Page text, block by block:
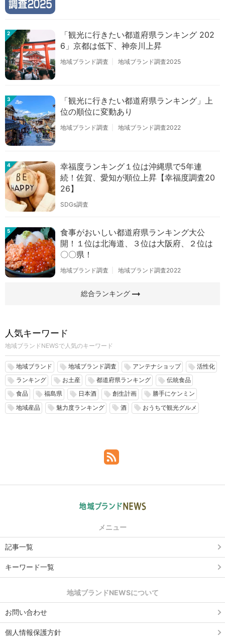
2
「観光に行きたい都道府県ランキング 202
6」京都は低下、神奈川上昇
地域ブランド調査 地域ブランド調査2025
3
「観光に行きたい都道府県ランキング」上
位の順位に変動あり
地域ブランド調査 地域ブランド調査2022
4
幸福度ランキング１位は沖縄県で5年連
続！佐賀、愛知が順位上昇【幸福度調査20
26】
SDGs調査
5
食事がおいしい都道府県ランキング大公
開！１位は北海道、３位は大阪府、２位は
〇〇県！
地域ブランド調査 地域ブランド調査2022
総合ランキングarrow_right_alt
人気キーワード
地域ブランドNEWSで人気のキーワード
local_offer 地域ブランド local_offer 地域ブランド調査 local_offer アンテナショップ local_offer 活性化
local_offer ランキング local_offer お土産 local_offer 都道府県ランキング local_offer 伝統食品
local_offer 食品 local_offer 福島県 local_offer 日本酒 local_offer 創生計画 local_offer 勝手にケンミン
local_offer 地域産品 local_offer 魅力度ランキング local_offer 酒 local_offer おうちで観光グルメ
メニュー
記事一覧
キーワード一覧
地域ブランドNEWSについて
お問い合わせ
個人情報保護方針